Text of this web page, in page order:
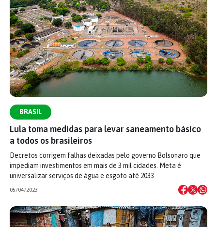
BRASIL
Lula toma medidas para levar saneamento básico
a todos os brasileiros
Decretos corrigem falhas deixadas pelo governo Bolsonaro que
impediam investimentos em mais de 3 mil cidades. Meta é
universalizar serviços de água e esgoto até 2033
05/04/2023